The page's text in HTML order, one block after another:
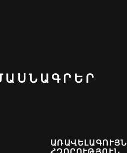
ՄԱՍՆԱԳՐԵՐ
ԱՌԱՎԵԼԱԳՈՒՅՆ